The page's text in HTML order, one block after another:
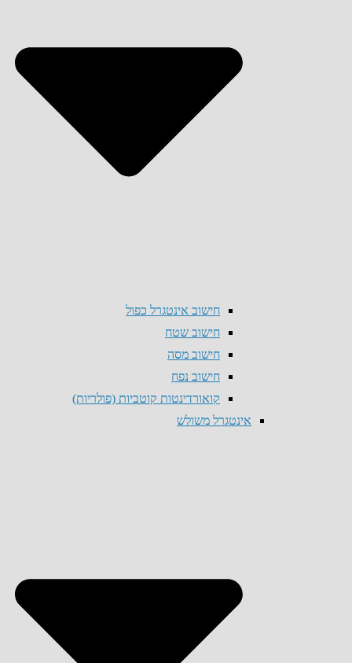
חישוב אינטגרל כפול
חישוב שטח
חישוב מסה
חישוב נפח
קואורדינטות קוטביות (פולריות)
אינטגרל משולש